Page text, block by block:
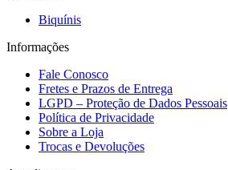
Biquínis
Informações
Fale Conosco
Fretes e Prazos de Entrega
LGPD – Proteção de Dados Pessoais
Política de Privacidade
Sobre a Loja
Trocas e Devoluções